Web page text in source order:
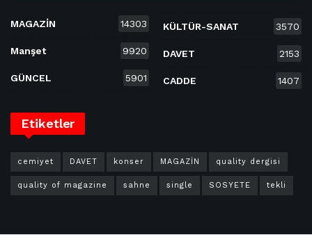
MAGAZİN 14303
Manşet 9920
GÜNCEL 5901
KÜLTÜR-SANAT 3570
DAVET 2153
CADDE 1407
Etiketler
cemiyet DAVET konser MAGAZİN quality dergisi
quality of magazine sahne single SOSYETE tekli